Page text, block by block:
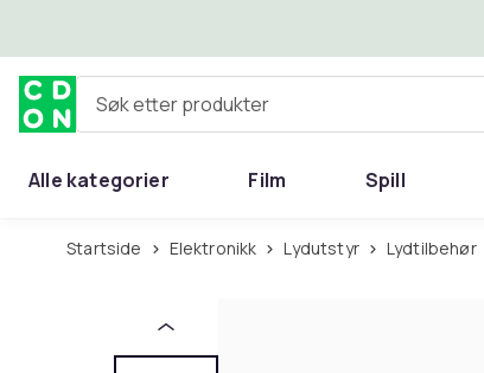
Søk etter produkter
Alle kategorier Film Spill
Startside Elektronikk Lydutstyr Lydtilbehør